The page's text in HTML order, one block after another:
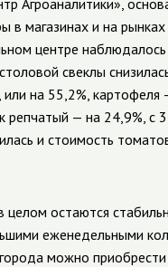
Агроаналитики»,
в магазинах и на
центре
свеклы
на 55,2%, картофеля
репчатый — на 24,9%, с
и стоимость
остаются
еженедельными
можно